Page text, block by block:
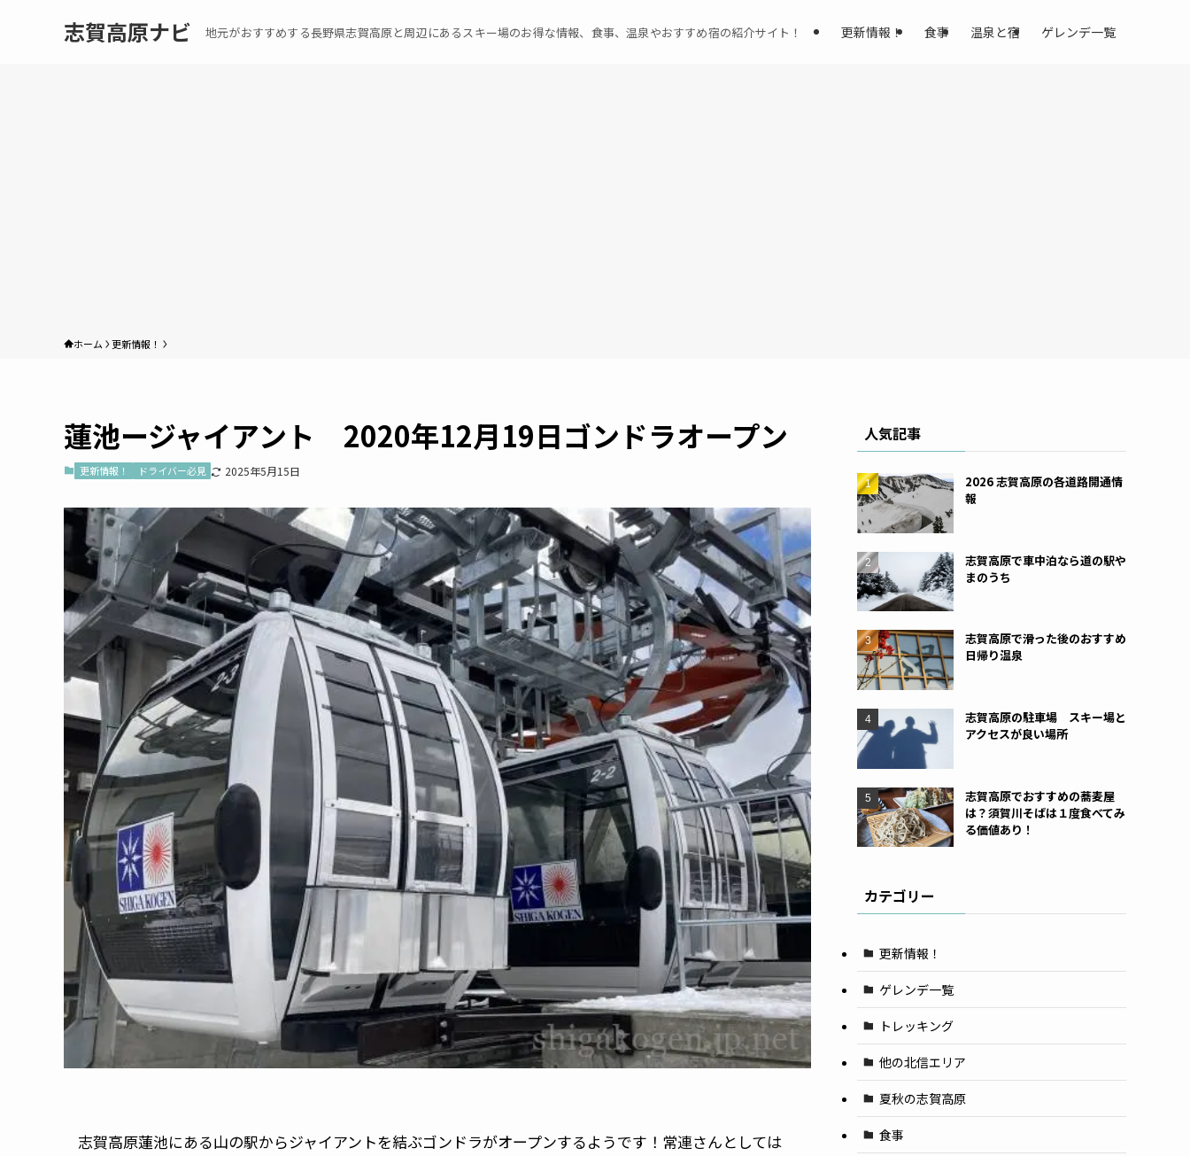
志賀高原ナビ 地元がおすすめする長野県志賀高原と周辺にあるスキー場のお得な情報、食事、温泉やおすすめ宿の紹介サイト！ 更新情報！ 食事 温泉と宿 ゲレンデ一覧
ホーム 更新情報！
蓮池ージャイアント 2020年12月19日ゴンドラオープン
更新情報！ ドライバー必見 2025年5月15日
志賀高原蓮池にある山の駅からジャイアントを結ぶゴンドラがオープンするようです！常連さんとしては
人気記事
2026 志賀高原の各道路開通情
報
志賀高原で車中泊なら道の駅や
まのうち
志賀高原で滑った後のおすすめ
日帰り温泉
志賀高原の駐車場 スキー場と
アクセスが良い場所
志賀高原でおすすめの蕎麦屋
は？須賀川そばは１度食べてみ
る価値あり！
カテゴリー
更新情報！
ゲレンデ一覧
トレッキング
他の北信エリア
夏秋の志賀高原
食事